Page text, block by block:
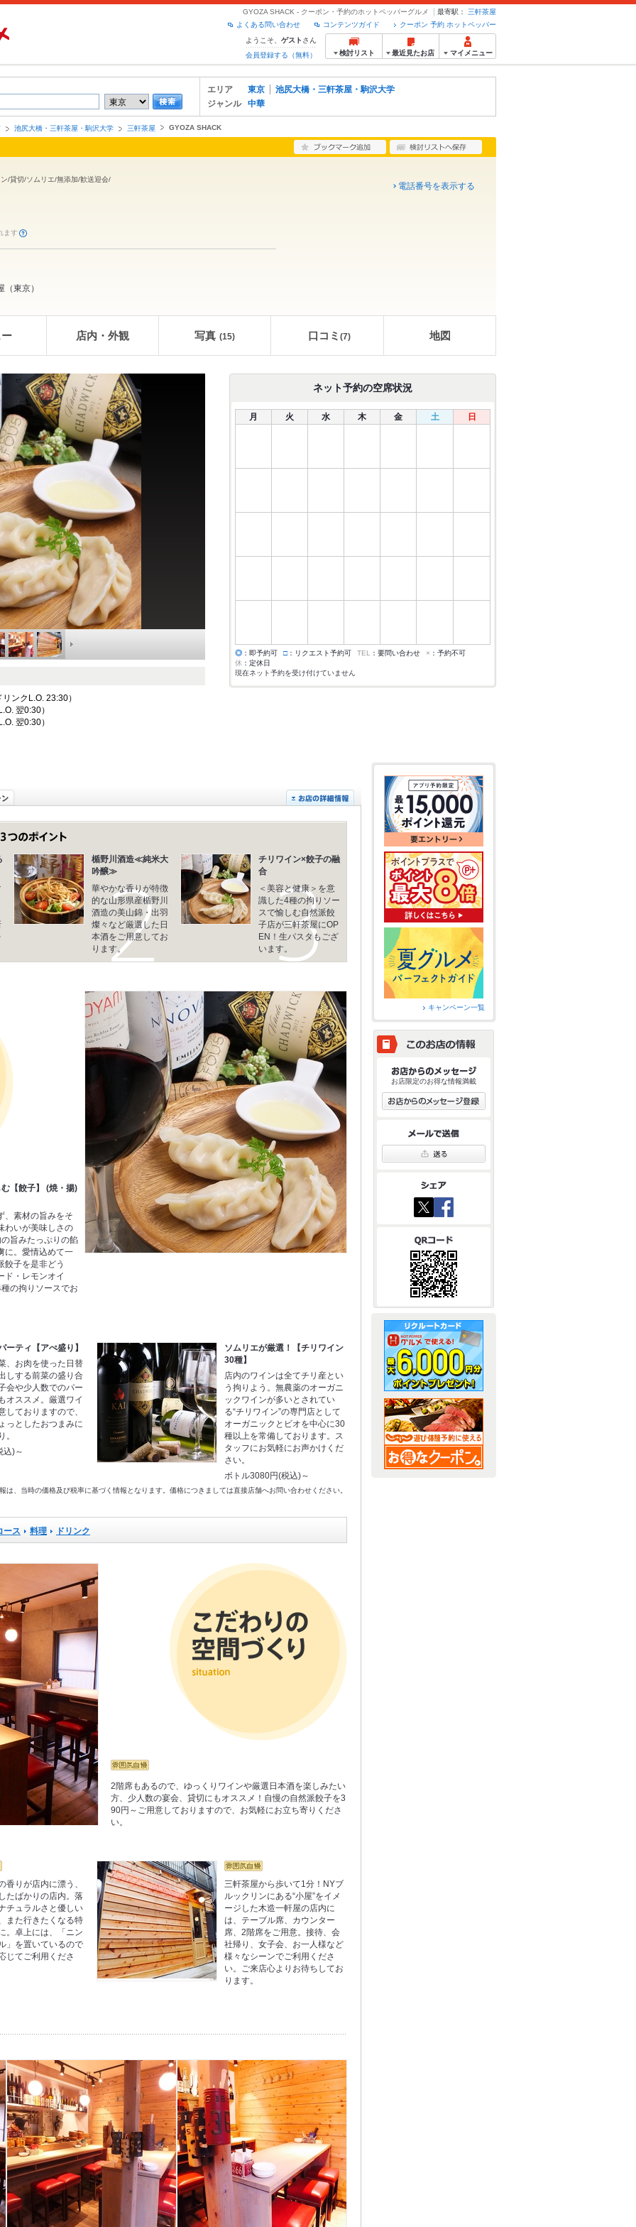
GYOZA SHACK - クーポン・予約のホットペッパーグルメ 最寄駅：
三軒茶屋
クーポン 予約 ホットペッパー
コンテンツガイド
よくある問い合わせ
ようこそ、 ゲスト さん
会員登録する（無料）
検討リスト 最近見たお店 マイメニュー
エリア 東京
池尻大橋・三軒茶屋・駒沢大学
ジャンル
中華
池尻大橋・三軒茶屋・駒沢大学 三軒茶屋 GYOZA SHACK
/貸切/ソムリエ/無添加/歓送迎会/
ます
（東京）
電話番号を表示する
店内・外観 写真 (15) 口コミ (7) 地図
ンクL.O. 23:30）
翌0:30）
翌0:30）
ネット予約の空席状況
月 火 水 木 金 土 日
◎ ：即予約可 □ ：リクエスト予約可 TEL ：要問い合わせ × ：予約不可
休 ：定休日
現在ネット予約を受け付けていません
楯野川酒造≪純米大
吟醸≫
華やかな香りが特徴
的な山形県産楯野川
酒造の美山錦・出羽
燦々など厳選した日
本酒をご用意してお
ります。
チリワイン×餃子の融
合
＜美容と健康＞を意
識した4種の拘りソー
スで愉しむ自然派餃
子店が三軒茶屋にOP
EN！生パスタもござ
います。
【餃子】 (焼・揚)
、素材の旨みをそ
わいが美味しさの
旨みたっぷりの餡
に。愛情込めて一
餃子を是非どう
ド・レモンオイ
の拘りソースでお
ーティ【アぺ盛り】
、お肉を使った日替
しする前菜の盛り合
会や少人数でのパー
オススメ。厳選ワイ
しておりますので、
っとしたおつまみに
。
込)～
ソムリエが厳選！【チリワイン
30種】
店内のワインは全てチリ産とい
う拘りよう。無農薬のオーガニ
ックワインが多いとされてい
る“チリワイン”の専門店として
オーガニックとビオを中心に30
種以上を常備しております。ス
タッフにお気軽にお声かけくだ
さい。
ボトル3080円(税込)～
、当時の価格及び税率に基づく情報となります。価格につきましては直接店舗へお問い合わせください。
ース 料理 ドリンク
2階席もあるので、ゆっくりワインや厳選日本酒を楽しみたい
方、少人数の宴会、貸切にもオススメ！自慢の自然派餃子を3
90円～ご用意しておりますので、お気軽にお立ち寄りくださ
い。
香りが店内に漂う、
たばかりの店内。落
チュラルさと優しい
また行きたくなる特
。卓上には、「ニン
」を置いているので
じてご利用くださ
三軒茶屋から歩いて1分！NYブ
ルックリンにある“小屋”をイメ
ージした木造一軒屋の店内に
は、テーブル席、カウンター
席、2階席をご用意。接待、会
社帰り、女子会、お一人様など
様々なシーンでご利用くださ
い。ご来店心よりお待ちしてお
ります。
キャンペーン一覧
お店限定のお得な情報満載